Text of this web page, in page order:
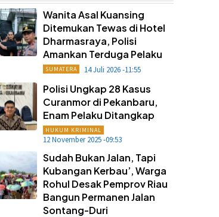
Wanita Asal Kuansing
Ditemukan Tewas di Hotel
Dharmasraya, Polisi
Amankan Terduga Pelaku
SUMATERA 14 Juli 2026 -11:55
Polisi Ungkap 28 Kasus
Curanmor di Pekanbaru,
Enam Pelaku Ditangkap
HUKUM KRIMINAL
12 November 2025 -09:53
Sudah Bukan Jalan, Tapi
Kubangan Kerbau’, Warga
Rohul Desak Pemprov Riau
Bangun Permanen Jalan
Sontang-Duri